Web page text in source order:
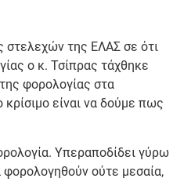
στελεχών της ΕΛΑΣ σε ότι
ο κ. Τσίπρας τάχθηκε
φορολογίας στα
είναι να δούμε πως
Υπεραποδίδει γύρω
φορολογηθούν ούτε μεσαία,